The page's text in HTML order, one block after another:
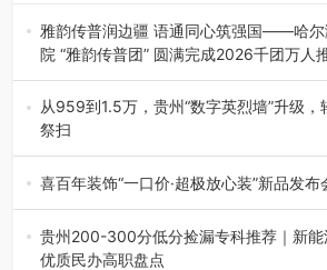
雅韵传普润边疆 语通同心筑强国——哈尔
院 “雅韵传普团” 圆满完成2026千团万人
为扎实推进2026“千团万人推普强国行”
践，牢牢紧扣 “雅韵传普…
从959到1.5万，贵州“数字英烈墙”升级
祭扫
八一建军节到来之际，由贵州省退役军人
市退役军人事务局联合贵州广电…
喜百年装饰“一口价·超极放心装”新品发
2026年7月31日，喜百年装饰“一口价·超
会在贵阳隆重举行。…
贵州200-300分低分捡漏专科推荐｜新
优质民办高职盘点